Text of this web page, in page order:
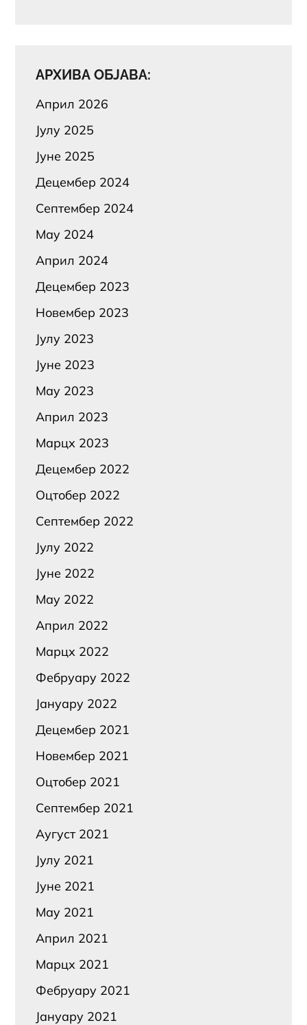
АРХИВА ОБЈАВА:
Април 2026
Јулy 2025
Јуне 2025
Децембер 2024
Септембер 2024
Маy 2024
Април 2024
Децембер 2023
Новембер 2023
Јулy 2023
Јуне 2023
Маy 2023
Април 2023
Марцх 2023
Децембер 2022
Оцтобер 2022
Септембер 2022
Јулy 2022
Јуне 2022
Маy 2022
Април 2022
Марцх 2022
Фебруарy 2022
Јануарy 2022
Децембер 2021
Новембер 2021
Оцтобер 2021
Септембер 2021
Аугуст 2021
Јулy 2021
Јуне 2021
Маy 2021
Април 2021
Марцх 2021
Фебруарy 2021
Јануарy 2021